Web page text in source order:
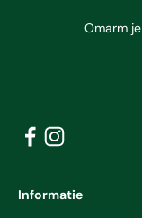
Omarm
Informatie